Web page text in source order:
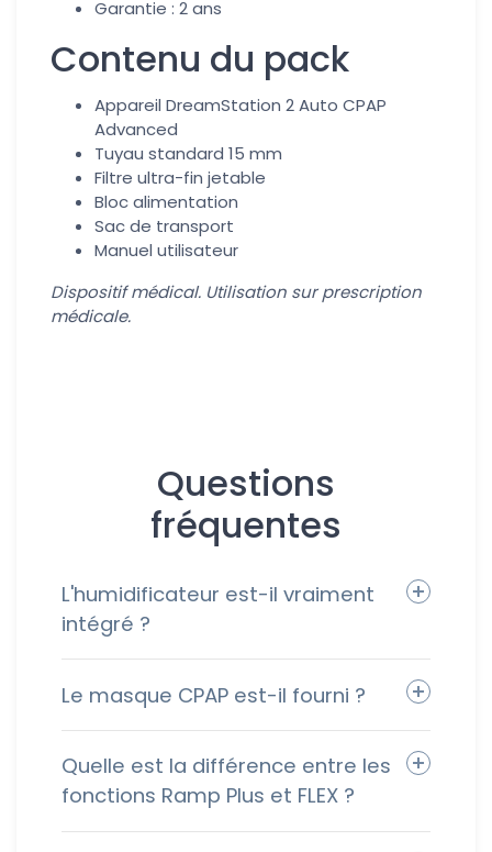
Garantie : 2 ans
Contenu du pack
Appareil DreamStation 2 Auto CPAP
Advanced
Tuyau standard 15 mm
Filtre ultra-fin jetable
Bloc alimentation
Sac de transport
Manuel utilisateur
Dispositif médical. Utilisation sur prescription
médicale.
Questions
fréquentes
L'humidificateur est-il vraiment
intégré ?
Le masque CPAP est-il fourni ?
Quelle est la différence entre les
fonctions Ramp Plus et FLEX ?